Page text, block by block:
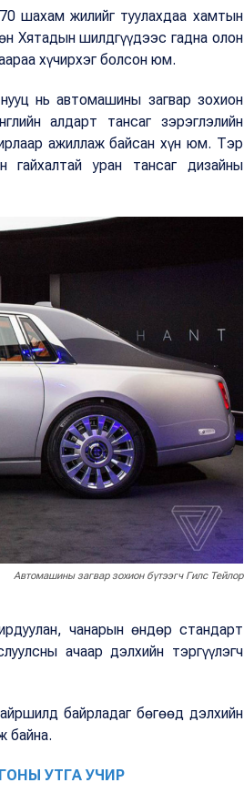
шахам жилийг туулахдаа хамтын
Хятадын шилдгүүдээс гадна олон
хүчирхэг болсон юм.
нь автомашины загвар зохион
алдарт тансаг зэрэглэлийн
ажиллаж байсан хүн юм. Тэр
гайхалтай уран тансаг дизайны
Автомашины загвар зохион бүтээгч Гилс Тейлор
чанарын өндөр стандарт
ачаар дэлхийн тэргүүлэгч
байрладаг бөгөөд дэлхийн
байна.
УТГА УЧИР